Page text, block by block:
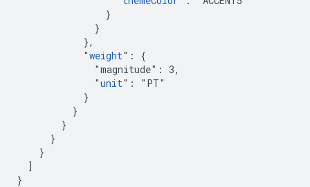
                }
              }
            },
            "
weight": {
              "magnitude": 3,
              "
unit": "PT"
            }
          }
        }
      }
    }
  ]
}